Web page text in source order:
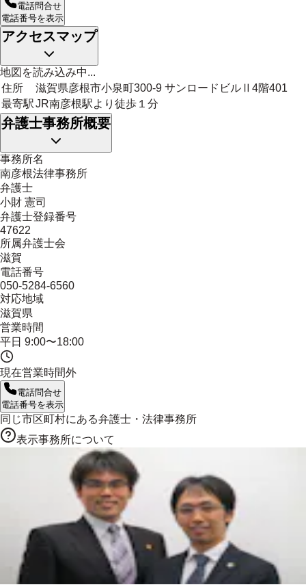
電話問合せ
電話番号を表示
アクセスマップ
地図を読み込み中...
住所
滋賀県彦根市小泉町300-9 サンロードビルⅡ4階401
最寄駅JR南彦根駅より徒歩１分
弁護士事務所概要
事務所名
南彦根法律事務所
弁護士
小財 憲司
弁護士登録番号
47622
所属弁護士会
滋賀
電話番号
050-5284-6560
対応地域
滋賀県
営業時間
平日 9:00〜18:00
現在営業時間外
電話問合せ
電話番号を表示
同じ市区町村にある弁護士・法律事務所
表示事務所について